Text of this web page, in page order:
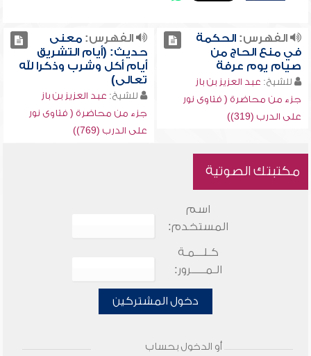
الفهرس:الحكمة
في منع الحاج من
صيام يوم عرفة
للشيخ: عبد العزيز بن باز
جزء من محاضرة ( فتاوى نور
على الدرب (319))
الفهرس:معنى
حديث: (أيام التشريق
أيام أكل وشرب وذكرا لله
تعالى)
للشيخ: عبد العزيز بن باز
جزء من محاضرة ( فتاوى نور
على الدرب (769))
مكتبتك الصوتية
اسم
المستخدم:
كـلـــمـة
الـمـــــرور:
دخول المشتركين
أو الدخول بحساب